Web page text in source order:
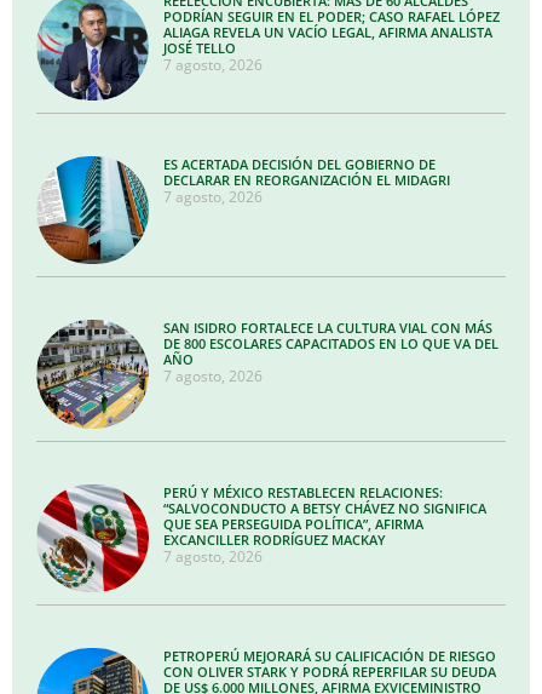
PODRÍAN SEGUIR EN EL PODER; CASO RAFAEL LÓPEZ
ALIAGA REVELA UN VACÍO LEGAL, AFIRMA ANALISTA
JOSÉ TELLO
7 agosto, 2026
ES ACERTADA DECISIÓN DEL GOBIERNO DE
DECLARAR EN REORGANIZACIÓN EL MIDAGRI
7 agosto, 2026
SAN ISIDRO FORTALECE LA CULTURA VIAL CON MÁS
DE 800 ESCOLARES CAPACITADOS EN LO QUE VA DEL
AÑO
7 agosto, 2026
PERÚ Y MÉXICO RESTABLECEN RELACIONES:
“SALVOCONDUCTO A BETSY CHÁVEZ NO SIGNIFICA
QUE SEA PERSEGUIDA POLÍTICA”, AFIRMA
EXCANCILLER RODRÍGUEZ MACKAY
7 agosto, 2026
PETROPERÚ MEJORARÁ SU CALIFICACIÓN DE RIESGO
CON OLIVER STARK Y PODRÁ REPERFILAR SU DEUDA
DE US$ 6.000 MILLONES, AFIRMA EXVICEMINISTRO